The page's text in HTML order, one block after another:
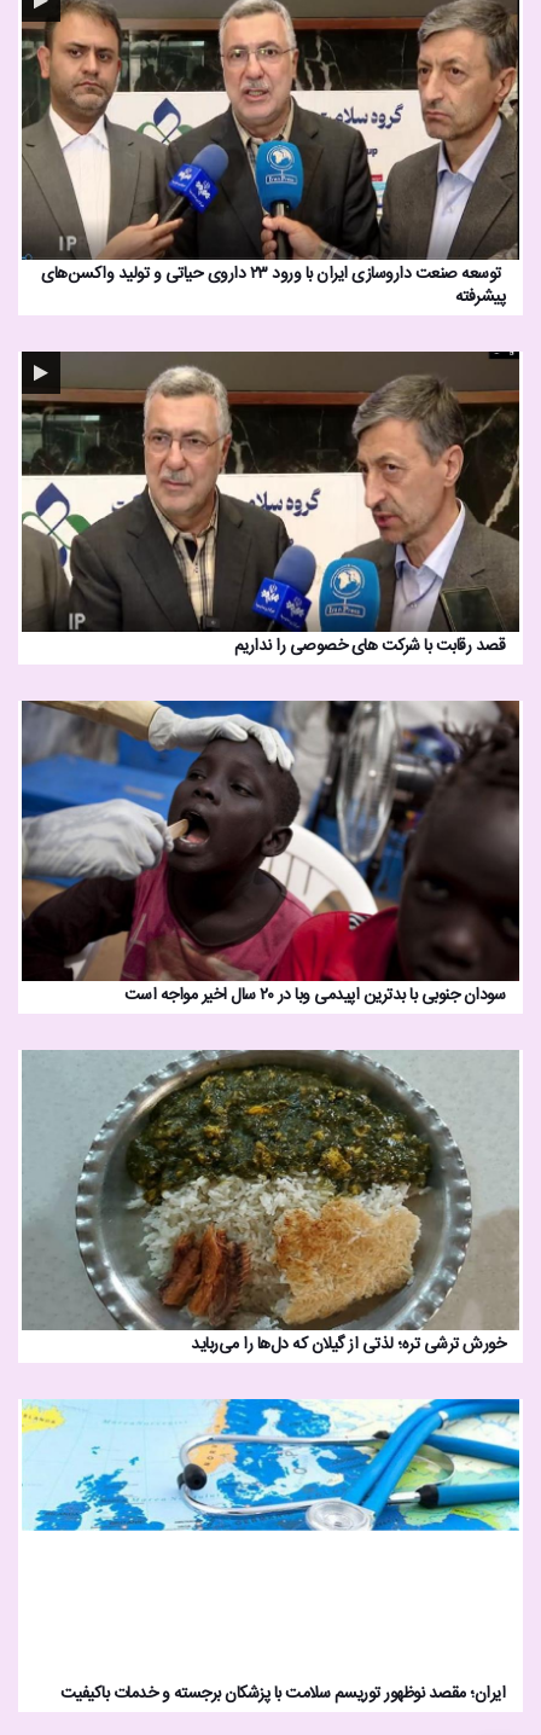
توسعه صنعت داروسازی ایران با ورود ۲۳ داروی حیاتی و تولید واکسن‌های
پیشرفته
قصد رقابت با شرکت های خصوصی را نداریم
سودان جنوبی با بدترین اپیدمی وبا در ۲۰ سال اخیر مواجه است
خورش ترشی تره؛ لذتی از گیلان که دل‌ها را می‌رباید
ایران؛ مقصد نوظهور توریسم سلامت با پزشکان برجسته و خدمات باکیفیت